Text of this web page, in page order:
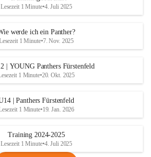
Lesezeit 1 Minute•4. Juli 2025
werde ich ein Panther?
1 Minute•7. Nov. 2025
| YOUNG Panthers Fürstenfeld
1 Minute•20. Okt. 2025
| Panthers Fürstenfeld
1 Minute•19. Jan. 2026
Training 2024-2025
Lesezeit 1 Minute•4. Juli 2025